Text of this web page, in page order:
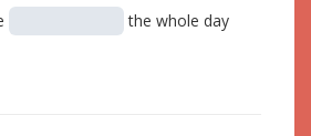
the whole day